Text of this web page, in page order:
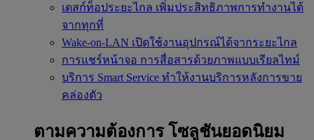
เดสก์ท็อประยะไกล เพิ่มประสิทธิภาพการทำงานได้
จากทุกที่
Wake-on-LAN เปิดใช้งานอุปกรณ์ได้จากระยะไกล
การแชร์หน้าจอ การสื่อสารด้วยภาพแบบเรียลไทม์
บริการ Smart Service ทำให้งานบริการหลังการขาย
คล่องตัว
ตามความต้องการ โซลูชันยอดนิยม